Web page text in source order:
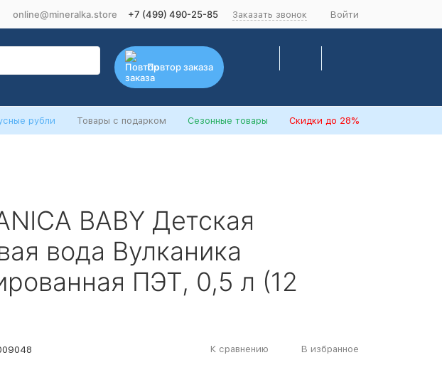
online@mineralka.store +7 (499) 490-25-85 Заказать звонок Войти
Повтор заказа
рубли Товары с подарком Сезонные товары Скидки до 28%
BABY Детская
вода Вулканика
ПЭТ, 0,5 л (12
К сравнению В избранное